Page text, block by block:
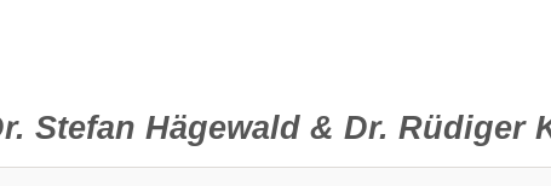
Stefan Hägewald & Dr. Rüdiger